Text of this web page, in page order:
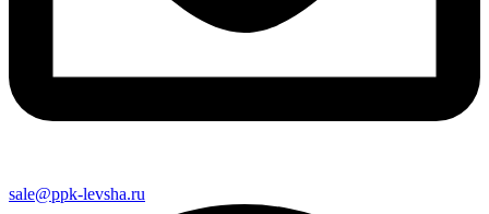
sale@ppk-levsha.ru